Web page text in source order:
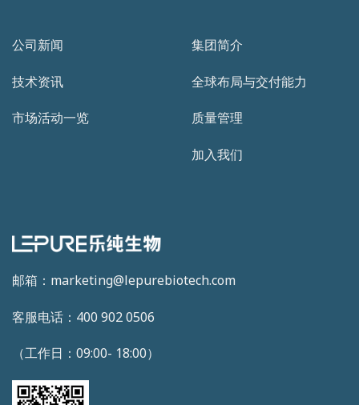
邮箱：marketing@lepurebiotech.com
客服电话：400 902 0506
（工作日：09:00- 18:00）
公司新闻
技术资讯
市场活动一览
集团简介
全球布局与交付能力
质量管理
加入我们